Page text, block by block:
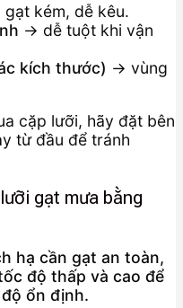
kém, dễ kêu.
→ dễ tuột khi vận
kích thước) → vùng
cặp lưỡi, hãy đặt bên
từ đầu để tránh
gạt mưa bằng
hạ cần gạt an toàn,
độ thấp và cao để
ổn định.